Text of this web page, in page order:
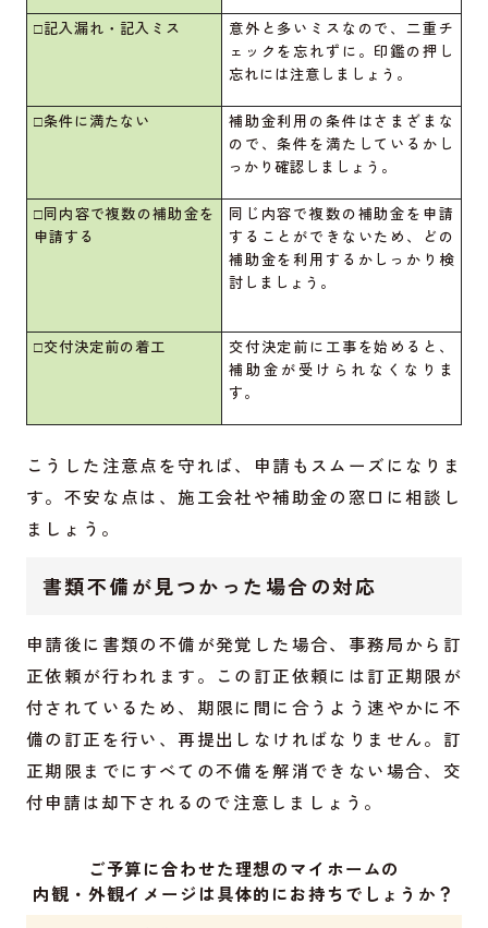
□記入漏れ・記入ミス
意外と多いミスなので、二重チ
ェックを忘れずに。印鑑の押し
忘れには注意しましょう。
□条件に満たない
補助金利用の条件はさまざまな
ので、条件を満たしているかし
っかり確認しましょう。
□同内容で複数の補助金を
申請する
同じ内容で複数の補助金を申請
することができないため、どの
補助金を利用するかしっかり検
討しましょう。
□交付決定前の着工
交付決定前に工事を始めると、
補助金が受けられなくなりま
す。
こうした注意点を守れば、申請もスムーズになりま
す。不安な点は、施工会社や補助金の窓口に相談し
ましょう。
書類不備が見つかった場合の対応
申請後に書類の不備が発覚した場合、事務局から訂
正依頼が行われます。この訂正依頼には訂正期限が
付されているため、期限に間に合うよう速やかに不
備の訂正を行い、再提出しなければなりません。訂
正期限までにすべての不備を解消できない場合、交
付申請は却下されるので注意しましょう。
ご予算に合わせた理想のマイホームの
内観・外観イメージは具体的にお持ちでしょうか？